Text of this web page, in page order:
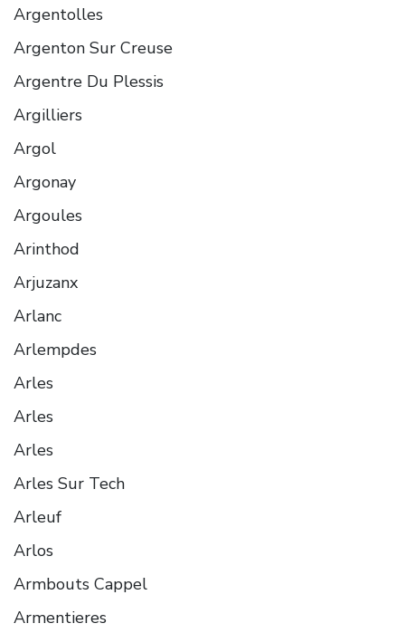
Argentolles
Argenton Sur Creuse
Argentre Du Plessis
Argilliers
Argol
Argonay
Argoules
Arinthod
Arjuzanx
Arlanc
Arlempdes
Arles
Arles
Arles
Arles Sur Tech
Arleuf
Arlos
Armbouts Cappel
Armentieres